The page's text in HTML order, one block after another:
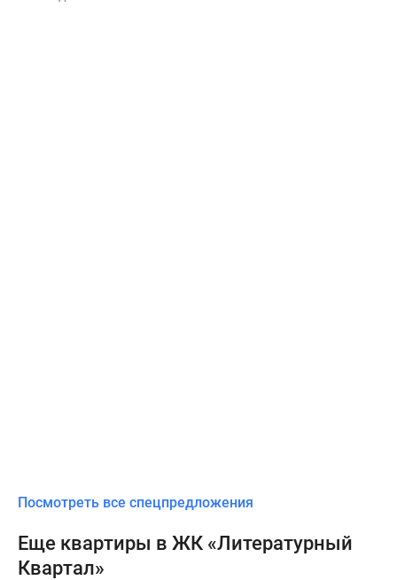
Посмотреть все спецпредложения
Еще квартиры в ЖК «Литературный
Квартал»